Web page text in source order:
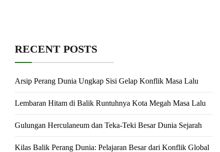
RECENT POSTS
Arsip Perang Dunia Ungkap Sisi Gelap Konflik Masa Lalu
Lembaran Hitam di Balik Runtuhnya Kota Megah Masa Lalu
Gulungan Herculaneum dan Teka-Teki Besar Dunia Sejarah
Kilas Balik Perang Dunia: Pelajaran Besar dari Konflik Global